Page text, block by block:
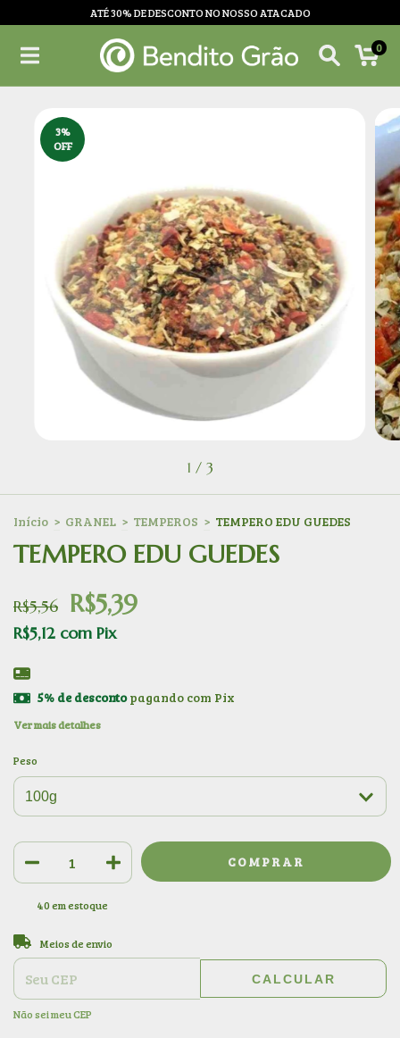
ATÉ 30% DE DESCONTO NO NOSSO ATACADO
0
3%
OFF
1 / 3
Início > GRANEL > TEMPEROS > TEMPERO EDU GUEDES
TEMPERO EDU GUEDES
R$5,56 R$5,39
R$5,12 com Pix
5% de descontopagando com Pix
Ver mais detalhes
Peso
40em estoque
Entregas para o CEP:
Meios de envio
CALCULAR
Não sei meu CEP